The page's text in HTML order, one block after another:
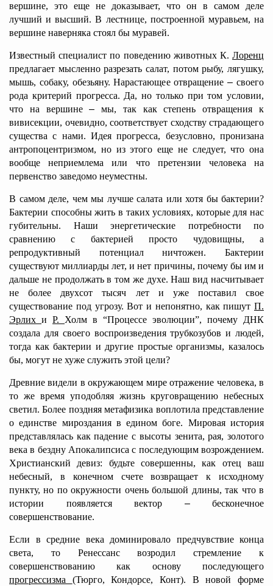
вершине, это еще не доказывает, что он в самом деле
лучший и высший. В лестнице, построенной муравьем, на
вершине наверняка стоял бы муравей.
Известный специалист по поведению животных К. Лоренц
предлагает мысленно разрезать салат, потом рыбу, лягушку,
мышь, собаку, обезьяну. Нарастающее отвращение– своего
рода критерий прогресса. Да, но только при том условии,
что на вершине– мы, так как степень отвращения к
вивисекции, очевидно, соответствует сходству страдающего
существа с нами. Идея прогресса, безусловно, пронизана
антропоцентризмом, но из этого еще не следует, что она
вообще неприемлема или что претензии человека на
первенство заведомо неуместны.
В самом деле, чем мы лучше салата или хотя бы бактерии?
Бактерии способны жить в таких условиях, которые для нас
губительны. Наши энергетические потребности по
сравнению с бактерией просто чудовищны, а
репродуктивный потенциал ничтожен. Бактерии
существуют миллиарды лет, и нет причины, почему бы им и
дальше не продолжать в том же духе. Наш вид насчитывает
не более двухсот тысяч лет и уже поставил свое
существование под угрозу. Вот и непонятно, как пишут П.
Эрлих и Р. Холм в “Процессе эволюции”, почему ДНК
создала для своего воспроизведения трубкозубов и людей,
тогда как бактерии и другие простые организмы, казалось
бы, могут не хуже служить этой цели?
Древние видели в окружающем мире отражение человека, в
то же время уподобляя жизнь круговращению небесных
светил. Более поздняя метафизика воплотила представление
о единстве мироздания в едином боге. Мировая история
представлялась как падение с высоты зенита, рая, золотого
века в бездну Апокалипсиса с последующим возрождением.
Христианский девиз: будьте совершенны, как отец ваш
небесный, в конечном счете возвращает к исходному
пункту, но по окружности очень большой длины, так что в
истории появляется вектор –бесконечное
совершенствование.
Если в средние века доминировало предчувствие конца
света, то Ренессанс возродил стремление к
совершенствованию как основу последующего
прогрессизма (Тюрго, Кондорсе, Конт). В новой форме